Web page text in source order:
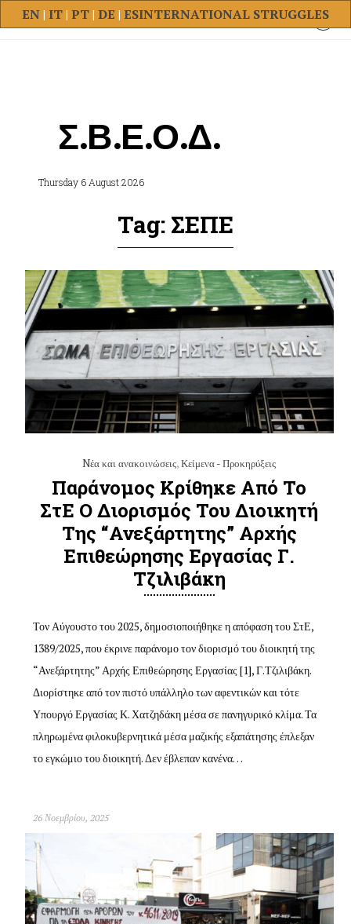
INTERNATIONAL STRUGGLES
EN| IT| PT| DE | ES
Σ.Β.Ε.Ο.Δ.
Thursday 6 August 2026
Tag: ΣΕΠΕ
Nέα και ανακοινώσεις,Κείμενα - Προκηρύξεις
Παράνομος Κρίθηκε Από Το
ΣτΕ Ο Διορισμός Του Διοικητή
Της “Ανεξάρτητης” Αρχής
Επιθεώρησης Εργασίας Γ.
Τζιλιβάκη
Τον Αύγουστο του 2025, δημοσιοποιήθηκε η απόφαση του ΣτΕ,
1389/2025, που έκρινε παράνομο τον διορισμό του διοικητή της
“Ανεξάρτητης” Αρχής Επιθεώρησης Εργασίας [1], Γ.Τζιλιβάκη.
Διορίστηκε από τον πιστό υπάλληλο των αφεντικών και τότε
Υπουργό Εργασίας Κ. Χατζηδάκη μέσα σε πανηγυρικό κλίμα. Τα
πληρωμένα φιλοκυβερνητικά μέσα μαζικής εξαπάτησης έπλεξαν
το εγκώμιο του διοικητή. Δεν έβλεπαν κανένα…
26 Νοεμβρίου, 2025